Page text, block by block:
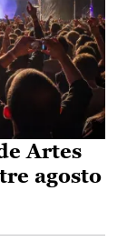
Artes
agosto